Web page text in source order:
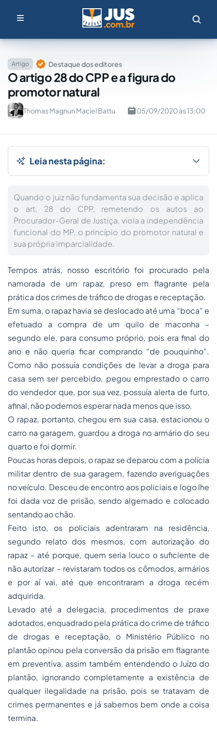
Artigo Destaque dos editores
O artigo 28 do CPP e a figura do
promotor natural
Thomas Magnun Maciel Battu 05/09/2020 às 13:00
Leia nesta página:
Quando o juiz não fundamenta sua decisão e aplica
o art. 28 do CPP, remetendo os autos ao
Procurador-Geral de Justiça, viola a independência
funcional do MP, o princípio do promotor natural e
sua própria imparcialidade.
Tempos atrás, nosso escritório foi procurado pela
namorada de um rapaz, preso em flagrante pela
prática dos crimes de tráfico de drogas e receptação.
Em suma, o rapaz havia se deslocado até uma “boca” e
efetuado a compra de um quilo de maconha –
segundo ele, para consumo próprio, pois era final do
ano e não queria ficar comprando “de pouquinho”.
Como não possuía condições de levar a droga para
casa sem ser percebido, pegou emprestado o carro
do vendedor que, por sua vez, possuía alerta de furto,
afinal, não podemos esperar nada menos que isso.
O rapaz, portanto, chegou em sua casa, estacionou o
carro na garagem, guardou a droga no armário do seu
quarto e foi dormir.
Poucas horas depois, o rapaz se deparou com a polícia
militar dentro de sua garagem, fazendo averiguações
no veículo. Desceu de encontro aos policiais e logo lhe
foi dada voz de prisão, sendo algemado e colocado
sentando ao chão.
Feito isto, os policiais adentraram na residência,
segundo relato dos mesmos, com autorização do
rapaz – até porque, quem seria louco o suficiente de
não autorizar – revistaram todos os cômodos, armários
e por aí vai, até que encontraram a droga recém
adquirida.
Levado até a delegacia, procedimentos de praxe
adotados, enquadrado pela prática do crime de tráfico
de drogas e receptação, o Ministério Público no
plantão opinou pela conversão da prisão em flagrante
em preventiva, assim também entendendo o Juízo do
plantão, ignorando completamente a existência de
qualquer ilegalidade na prisão, pois se tratavam de
crimes permanentes e já sabemos bem onde a coisa
termina.